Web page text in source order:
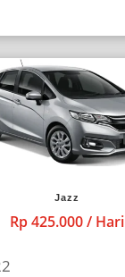
Jazz
Rp 425.000 / Hari